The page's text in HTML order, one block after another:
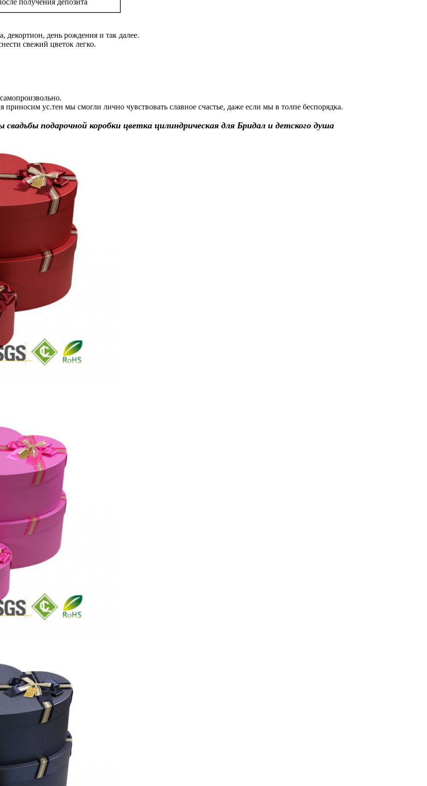
получения депозита
декортион, день рождения и так далее.
свежий цветок легко.
ус.тен мы смогли лично чувствовать славное счастье, даже если мы в толпе беспорядка.
подарочной коробки цветка цилиндрическая для Бридал и детского душа